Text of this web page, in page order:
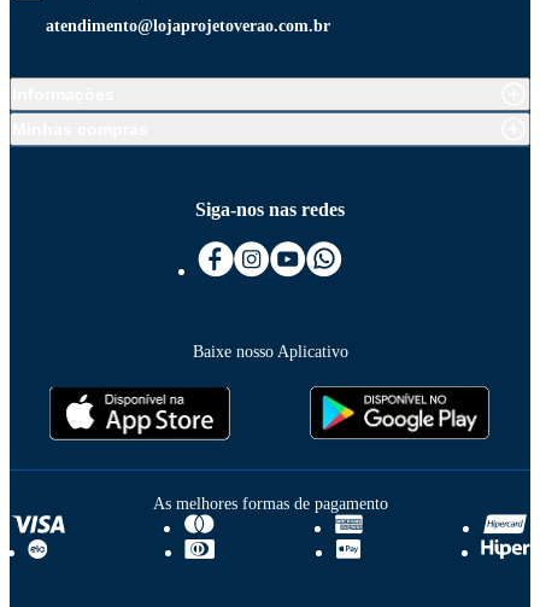
atendimento@lojaprojetoverao.com.br
Siga-nos nas redes
Baixe nosso Aplicativo
As melhores formas de pagamento